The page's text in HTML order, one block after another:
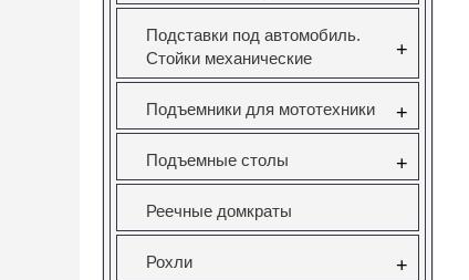
Подставки под автомобиль.
Стойки механические
+
Подъемники для мототехники +
Подъемные столы +
Реечные домкраты
Рохли +